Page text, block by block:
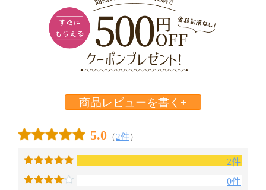
商品レビューを書く+
5.0 （2件）
2件
0件